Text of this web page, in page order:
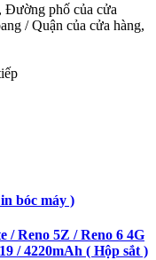
Đường phố của cửa
/ Quận của cửa hàng,
bóc máy )
/ Reno 5Z / Reno 6 4G
/ 4220mAh ( Hộp sắt )